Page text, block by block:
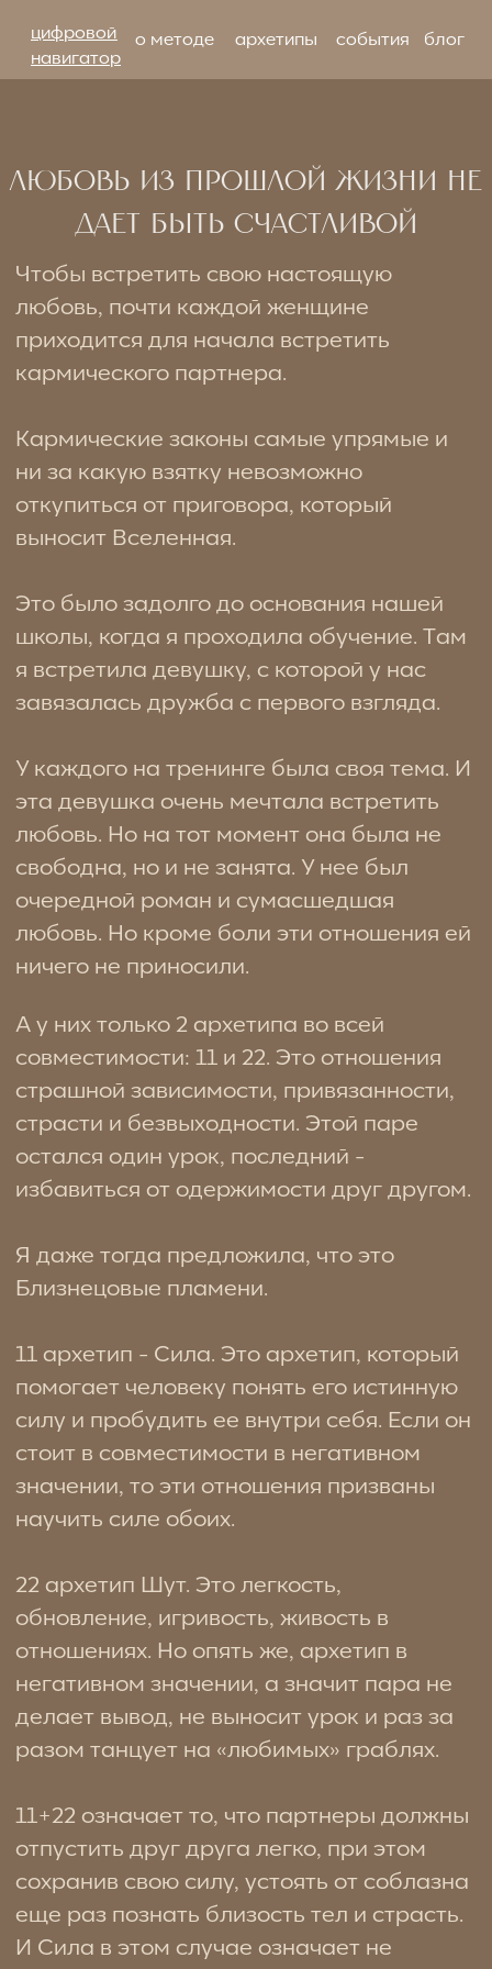
о методе
цифровой
навигатор
Чтобы встретить свою настоящую
любовь, почти каждой женщине
приходится для начала встретить
кармического партнера.
Кармические законы самые упрямые и
ни за какую взятку невозможно
откупиться от приговора, который
выносит Вселенная.
Это было задолго до основания нашей
школы, когда я проходила обучение. Там
я встретила девушку, с которой у нас
завязалась дружба с первого взгляда.
У каждого на тренинге была своя тема. И
любовь. Но на тот момент она была не
свободна, но и не занята. У нее был
очередной роман и сумасшедшая
любовь. Но кроме боли эти отношения ей
ничего не приносили.
совместимости: 11 и 22. Это отношения
страшной зависимости, привязанности,
страсти и безвыходности. Этой паре
остался один урок, последний -
избавиться от одержимости друг другом.
Я даже тогда предложила, что это
Близнецовые пламени.
11 архетип - Сила. Это архетип, который
силу и пробудить ее внутри себя. Если он
стоит в совместимости в негативном
значении, то эти отношения призваны
научить силе обоих.
22 архетип Шут. Это легкость,
обновление, игривость, живость в
отношениях. Но опять же, архетип в
негативном значении, а значит пара не
разом танцует на «любимых» граблях.
11+22 означает то, что партнеры должны
сохранив свою силу, устоять от соблазна
еще раз познать близость тел и страсть.
И Сила в этом случае означает не
поддаться животным инстинктам, а
принять порыв страсти внутри себя,
усмирить его потоком любви, но не к
партнеру, а к себе.
А если перевести на простой язык, то
истинно не выбирают тебя. А первый раз
в жизни выбрать себя, вне зависимости
от того, что почти нет сил сопротивляться
безумию порыва страсти.
Мы посмотрели глубже, и оказалось, в
прошлой жизни они были любовной
парой, они были женаты и у них была
идеальная любовь. Но жесткий урок
ушел к ней. Не совсем по свободной воле,
Она не смогла пережить предательства
и в итоге покончила с собой. А это
сильное нарушение закона любви,
поэтому она была вынуждена вновь и